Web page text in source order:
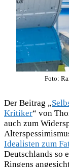
Foto:
Der Beitrag „
Kritiker“ von
auch zum
Idealisten zum
Deutschlands so
Ringens